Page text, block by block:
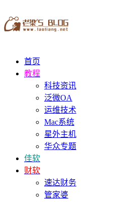
首页
教程
科技资讯
泛微OA
运维技术
Mac系统
星外主机
华众专题
佳软
财软
速达财务
管家婆